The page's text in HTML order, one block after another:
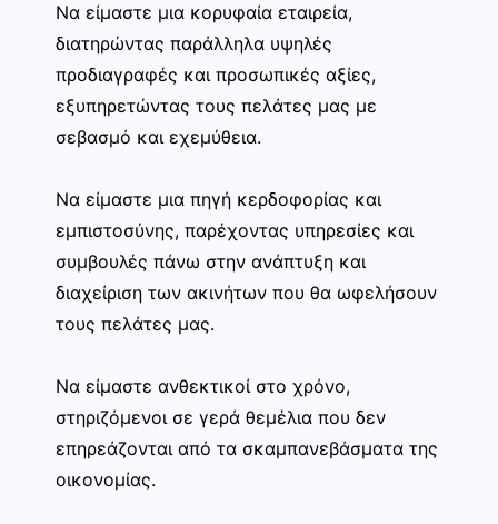
Να είμαστε μια κορυφαία εταιρεία,
διατηρώντας παράλληλα υψηλές
προδιαγραφές και προσωπικές αξίες,
εξυπηρετώντας τους πελάτες μας με
σεβασμό και εχεμύθεια.
Να είμαστε μια πηγή κερδοφορίας και
εμπιστοσύνης, παρέχοντας υπηρεσίες και
συμβουλές πάνω στην ανάπτυξη και
διαχείριση των ακινήτων που θα ωφελήσουν
τους πελάτες μας.
Να είμαστε ανθεκτικοί στο χρόνο,
στηριζόμενοι σε γερά θεμέλια που δεν
επηρεάζονται από τα σκαμπανεβάσματα της
οικονομίας.